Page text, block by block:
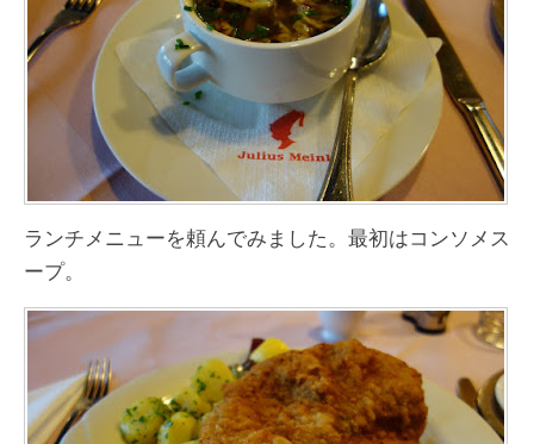
ランチメニューを頼んでみました。最初はコンソメス
ープ。